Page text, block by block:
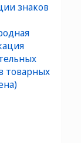
знаков
товарных